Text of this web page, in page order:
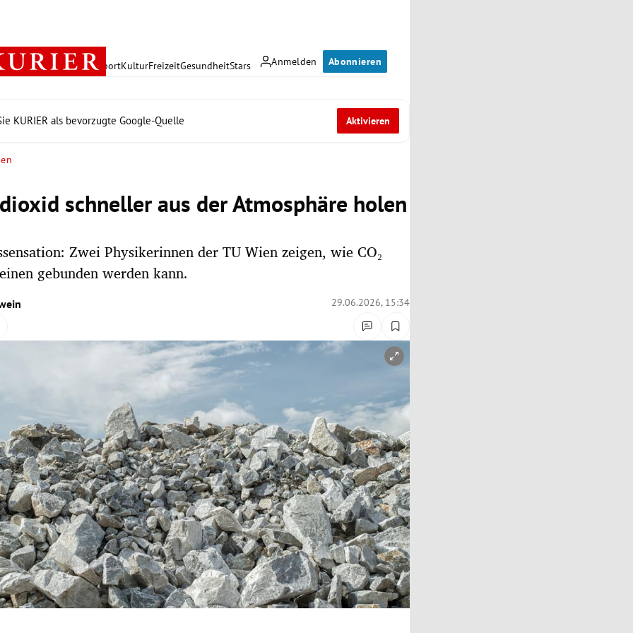
Anmelden Abonnieren
PolitikWirtschaft SportKulturFreizeitGesundheitStars
KURIER als bevorzugte Google-Quelle Aktivieren
schneller aus der Atmosphäre holen
Zwei Physikerinnen der TU Wien zeigen, wie CO₂
gebunden werden kann.
29.06.2026, 15:34
öffnen/schließen